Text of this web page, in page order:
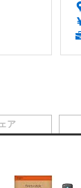
ア